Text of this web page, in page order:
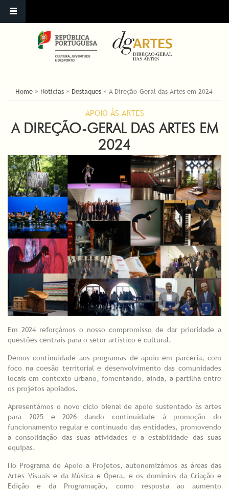
ESTÁ AQUI
Home » Notícias » Destaques » A Direção-Geral das Artes em 2024
APOIO ÀS ARTES
A DIREÇÃO-GERAL DAS ARTES EM
2024
Em 2024 reforçámos o nosso compromisso de dar prioridade a
questões centrais para o setor artístico e cultural.
Demos continuidade aos programas de apoio em parceria, com
foco na coesão territorial e desenvolvimento das comunidades
locais em contexto urbano, fomentando, ainda, a partilha entre
os projetos apoiados.
Apresentámos o novo ciclo bienal de apoio sustentado às artes
para 2025 e 2026 dando continuidade à promoção do
funcionamento regular e continuado das entidades, promovendo
a consolidação das suas atividades e a estabilidade das suas
equipas.
No Programa de Apoio a Projetos, autonomizámos as áreas das
Artes Visuais e da Música e Ópera, e os domínios da Criação e
Edição e da Programação, como resposta ao aumento